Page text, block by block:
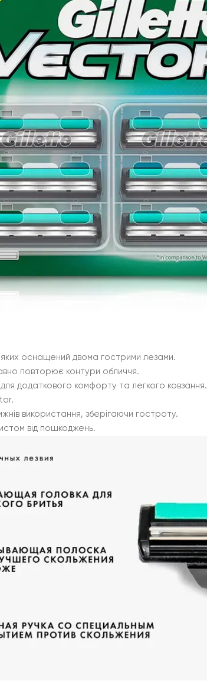
яких оснащений двома гострими лезами.
повторює контури обличчя.
додаткового комфорту та легкого ковзання.
використання, зберігаючи гостроту.
від пошкоджень.